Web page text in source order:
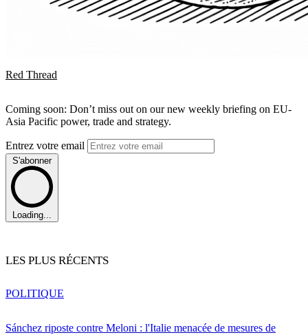
Red Thread
Coming soon: Don’t miss out on our new weekly briefing on EU-
Asia Pacific power, trade and strategy.
Entrez votre email
S'abonner
Loading...
LES PLUS RÉCENTS
Sánchez riposte contre Meloni : l'Italie menacée de mesures de
POLITIQUE